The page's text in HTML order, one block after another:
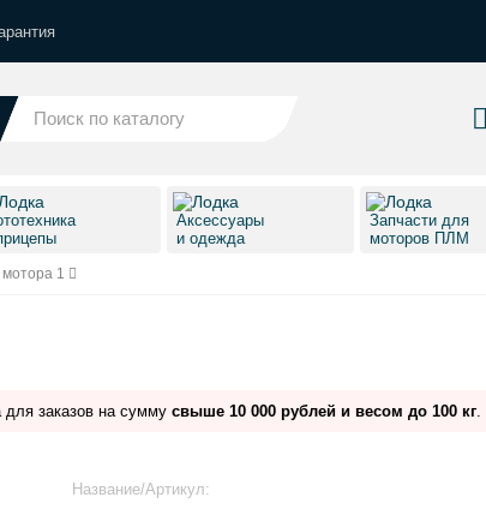
Аксессуары
и одежда
Запчасти для
моторов ПЛМ
1
для заказов на сумму свыше 10 000 рублей и весом до 100 кг.
Название/Артикул: